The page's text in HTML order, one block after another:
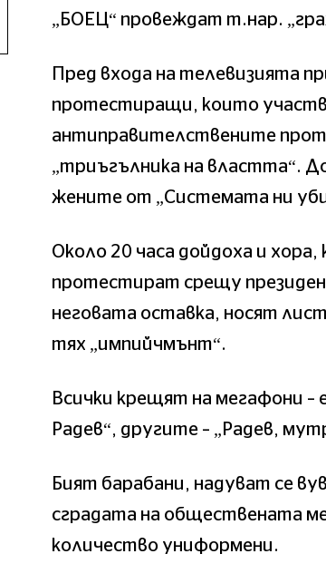
„БОЕЦ“ провеждат т.нар.
Пред входа на телевизията
протестиращи, които
антиправителствените
„триъгълника на властта“.
жените от „Системата ни
Около 20 часа дойдоха и хора,
протестират срещу
неговата оставка, носят
тях „импийчмънт“.
Всички крещят на мегафони –
Радев“, другите – „Радев,
Бият барабани, надуват се
сградата на обществената
количество униформени.